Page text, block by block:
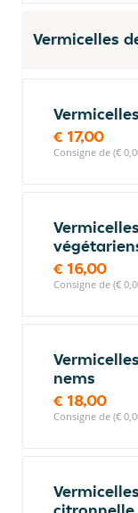
Vermicelles
€ 17,00
Consigne de (€
€ 16,00
Consigne de (€
nems
€ 18,00
Consigne de (€